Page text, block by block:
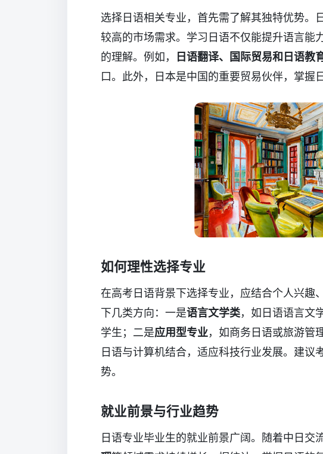
选择日语相关专业，首先需了解其独特优势。
较高的市场需求。学习日语不仅能提升语言能
的理解。例如，
日语翻译、国际贸易和日语教
口。此外，日本是中国的重要贸易伙伴，掌握
如何理性选择专业
在高考日语背景下选择专业，应结合个人兴趣
下几类方向：一是语言文学类，如日语语言文
学生；二是应用型专业，如商务日语或旅游管
日语与计算机结合，适应科技行业发展。建议
势。
就业前景与行业趋势
日语专业毕业生的就业前景广阔。随着中日交